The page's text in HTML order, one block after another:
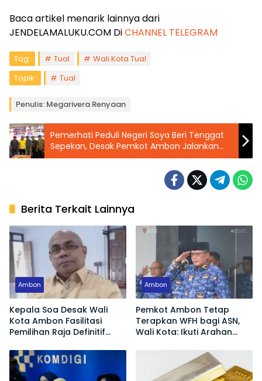
Baca artikel menarik lainnya dari
JENDELAMALUKU.COM DiCHANNEL TELEGRAM
Tag: Tual
Wali Kota Tual
Topik:
Tual
Penulis: Megarivera Renyaan
Pemerhati Peduli Negeri Soya Beri Tenggat
Sepekan, Desak Pemkot Ambon Jalankan
Putusan PTUN
Berita Terkait Lainnya
Ambon
Kepala Soa Desak Wali
Kota Ambon Fasilitasi
Pemilihan Raja Definitif
Ambon
Pemkot Ambon Tetap
Terapkan WFH bagi ASN,
Wali Kota: Ikuti Arahan